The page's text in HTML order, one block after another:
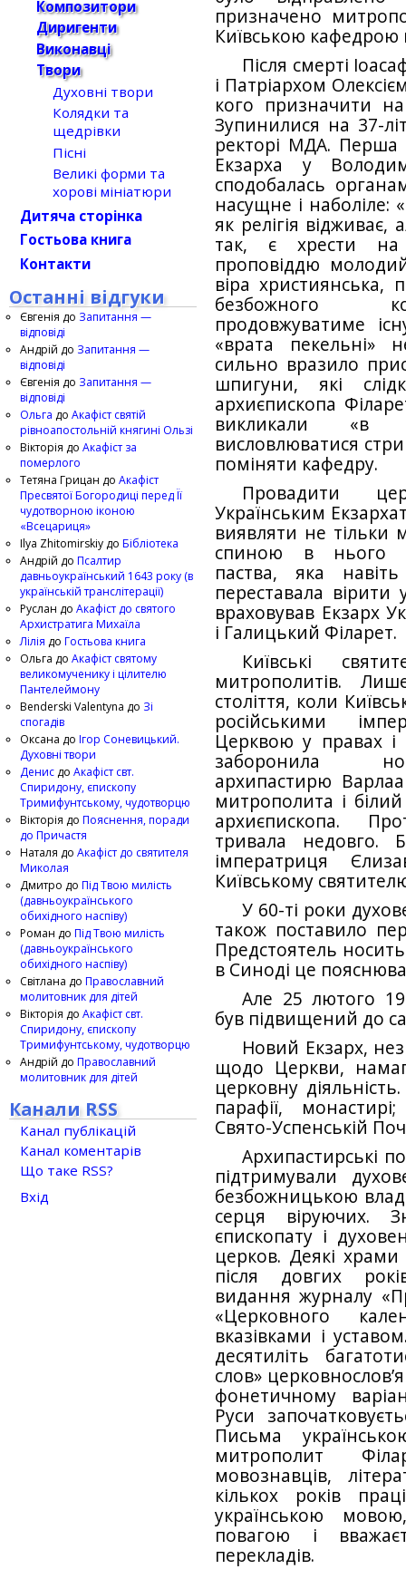
призначено
Київською кафедрою
Після смерті
і Патріархом
кого призначити на
Зупинилися на 37-
ректорі МДА. Перша
Екзарха у
сподобалась
насущне і
як релігія
так, є хрести на
проповіддю
віра християнська,
безбожного
продовжуватиме
«врата пекельні»
сильно вразило
шпигу­ни, які
архиєпископа
викликали «в
висловлюватися
поміняти кафедру.
Провадити
Українським
виявляти не тільки
спиною в нього
паства, яка
переставала
враховував Екзарх
і Галицький Філарет.
Київські
митрополитів.
століття, коли
російськими
Церквою у правах і
заборонила
архипастирю
митрополита і
архиєпископа.
тривала недовго.
імператриця
Київському
У 60-ті роки
також поставило
Предстоятель
в Синоді це
Але 25 лютого
був підвищений до
Новий Екзарх,
щодо Церкви,
церковну
парафії,
Свято-Успенській
Архипастирські
підтримували
безбожницькою
серця віруючих.
єпископату і
церков. Деякі
після довгих
видання журналу
«Церковного
вказівками і
десятиліть
слов»
фонетичному
Руси
Письма
митрополит
мовознавців,
кількох років
українською
повагою і
перекладів.
Композитори
Диригенти
Виконавці
Твори
Духовні твори
Колядки та
щедрівки
Пісні
Великі форми та
хорові мініатюри
Дитяча сторінка
Гостьова книга
Контакти
Останні відгуки
Євгенія до Запитання —
відповіді
Андрій до Запитання —
відповіді
Євгенія до Запитання —
відповіді
Ольга до Акафіст святій
рівноапостольній княгині Ользі
Вікторія до Акафіст за
померлого
Тетяна Грицан до Акафіст
Пресвятої Богородиці перед Її
чудотворною іконою
«Всецариця»
Ilya Zhitomirskiy до Бібліотека
Андрій до Псалтир
давньоукраїнський 1643 року (в
українській транслітерації)
Руслан до Акафіст до святого
Архистратига Михаїла
Лілія до Гостьова книга
Ольга до Акафіст святому
великомученику і цілителю
Пантелеймону
Benderski Valentyna до Зі
спогадів
Оксана до Ігор Соневицький.
Духовні твори
Денис до Акафіст свт.
Спиридону, єпископу
Тримифунтському, чудотворцю
Вікторія до Пояснення, поради
до Причастя
Наталя до Акафіст до святителя
Миколая
Дмитро до Під Твою милість
(давньоукраїнського
обихідного наспіву)
Роман до Під Твою милість
(давньоукраїнського
обихідного наспіву)
Світлана до Православний
молитовник для дітей
Вікторія до Акафіст свт.
Спиридону, єпископу
Тримифунтському, чудотворцю
Андрій до Православний
молитовник для дітей
Канали RSS
Канал публікацій
Канал коментарів
Що таке RSS?
Вхід